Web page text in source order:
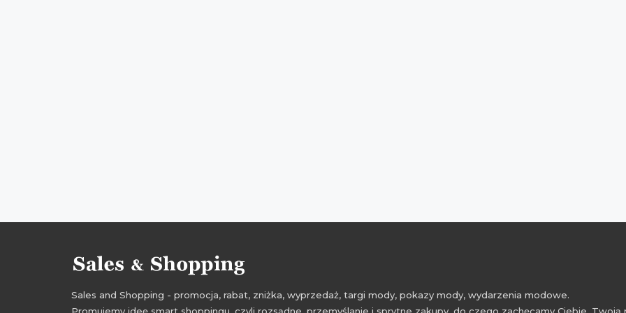
Sales and Shopping - promocja, rabat, zniżka, wyprzedaż, targi mody, pokazy mody, wydarzenia modowe.
Promujemy ideę smart shoppingu, czyli rozsądne, przemyślanie i sprytne zakupy, do czego zachęcamy Ciebie,